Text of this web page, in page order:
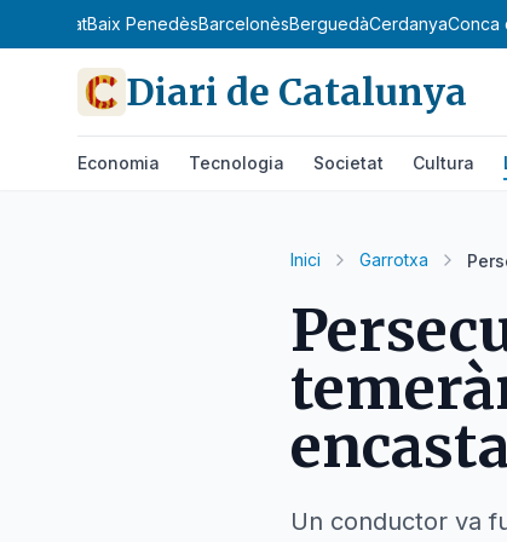
LlobregatBaix PenedèsBarcelonèsBerguedàCerdanyaConca
Diari de Catalunya
Economia Tecnologia Societat Cultura
Inici Garrotxa
Un conductor va